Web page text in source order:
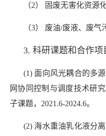
（2） 固废无害化资源
（3） 废油/废液、废气
3. 科研课题和合作项
(1) 面向风光耦合的多
网协同控制与调度技术研
子课题，2021.6-2024.6。
(2) 海水重油乳化液分